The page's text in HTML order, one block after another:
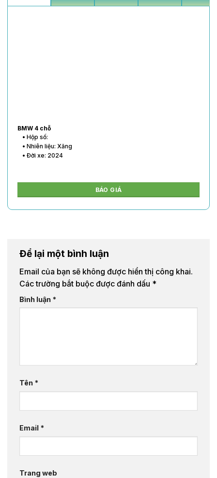
BMW 4 chỗ
• Hộp số:
• Nhiên liệu: Xăng
• Đời xe: 2024
BÁO GIÁ
Để lại một bình luận
Email của bạn sẽ không được hiển thị công khai.
Các trường bắt buộc được đánh dấu *
Bình luận *
Tên *
Email *
Trang web